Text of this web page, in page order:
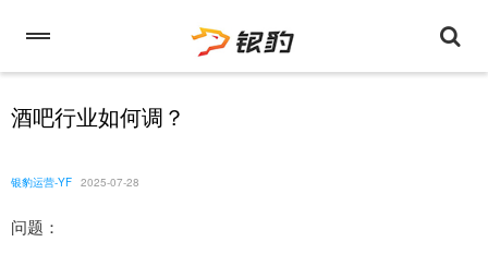
酒吧行业如何调？
银豹运营-YF 2025-07-28
问题：